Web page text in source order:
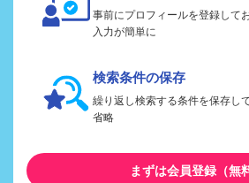
事前にプロフィールを登録して
入力が簡単に
検索条件の保存
繰り返し検索する条件を保存し
省略
まずは会員登録（無